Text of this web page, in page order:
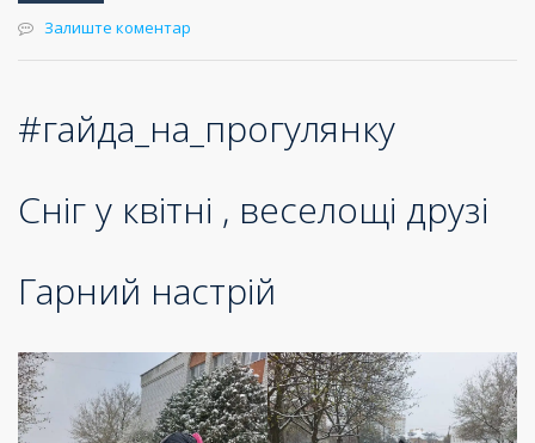
Залиште коментар
#гайда_на_прогулянку
Сніг у квітні , веселощі друзі
Гарний настрій